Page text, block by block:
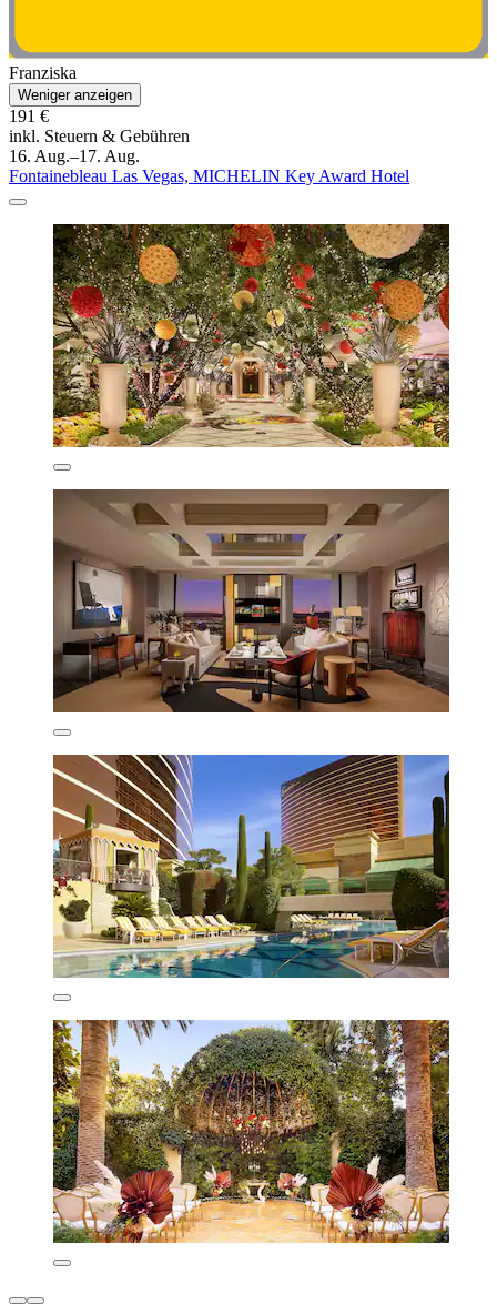
Franziska
Weniger anzeigen
191 €
inkl. Steuern & Gebühren
16. Aug.–17. Aug.
Fontainebleau Las Vegas, MICHELIN Key Award Hotel